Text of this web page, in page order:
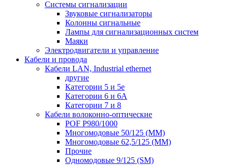
Системы сигнализации
Звуковые сигнализаторы
Колонны сигнальные
Лампы для сигнализационных систем
Маяки
Электродвигатели и управление
Кабели и провода
Кабели LAN, Industrial ethernet
другие
Категории 5 и 5е
Категории 6 и 6A
Категории 7 и 8
Кабели волоконно-оптические
POF P980/1000
Многомодовые 50/125 (ММ)
Многомодовые 62,5/125 (ММ)
Прочие
Одномодовые 9/125 (SM)